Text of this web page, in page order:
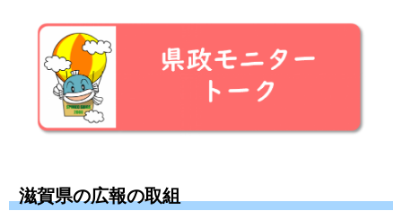
滋賀県の広報の取組